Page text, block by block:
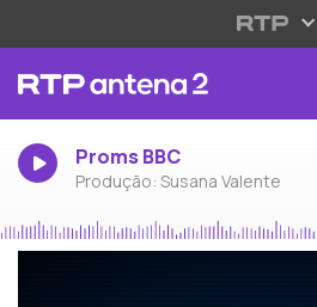
Proms BBC
Produção: Susana Valente